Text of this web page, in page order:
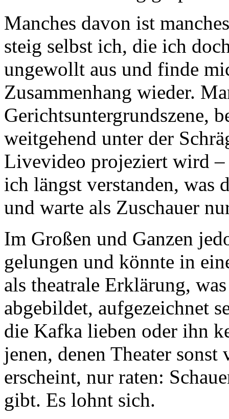
Manches davon ist
steig selbst ich, die ich
ungewollt aus und finde
Zusammenhang wieder.
Gerichtsuntergrundszene,
weitgehend unter der
Livevideo projeziert wird –
ich längst verstanden, was
und warte als Zuschauer
Im Großen und Ganzen
gelungen und könnte in
als theatrale Erklärung,
abgebildet, aufgezeichnet
die Kafka lieben oder ihn
jenen, denen Theater
erscheint, nur raten:
gibt. Es lohnt sich.